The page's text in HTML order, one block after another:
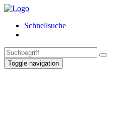
Schnellsuche
Toggle navigation